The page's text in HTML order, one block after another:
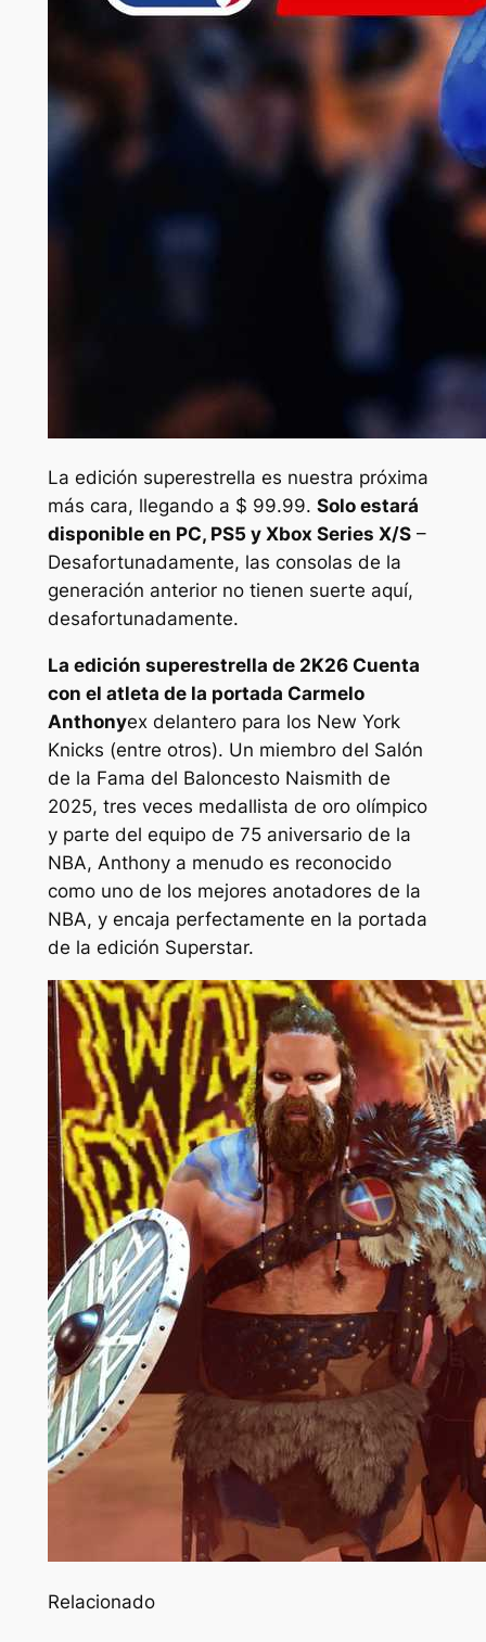
La edición superestrella es nuestra próxima
más cara, llegando a $ 99.99. Solo estará
disponible en PC, PS5 y Xbox Series X/S–
Desafortunadamente, las consolas de la
generación anterior no tienen suerte aquí,
desafortunadamente.
La edición superestrella de 2K26Cuenta
con el atleta de la portada Carmelo
Anthonyex delantero para los New York
Knicks (entre otros). Un miembro del Salón
de la Fama del Baloncesto Naismith de
2025, tres veces medallista de oro olímpico
y parte del equipo de 75 aniversario de la
NBA, Anthony a menudo es reconocido
como uno de los mejores anotadores de la
NBA, y encaja perfectamente en la portada
de la edición Superstar.
Relacionado